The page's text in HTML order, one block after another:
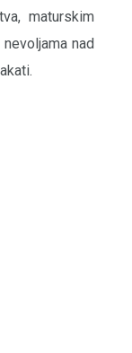
maturskim
nad